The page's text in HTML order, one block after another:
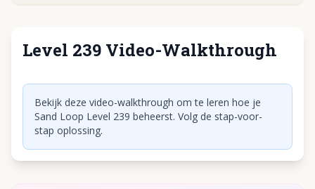
Level 239 Video-Walkthrough
Klik om video af te spelen
Bekijk deze video-walkthrough om te leren hoe je
Sand Loop Level 239 beheerst. Volg de stap-voor-
stap oplossing.